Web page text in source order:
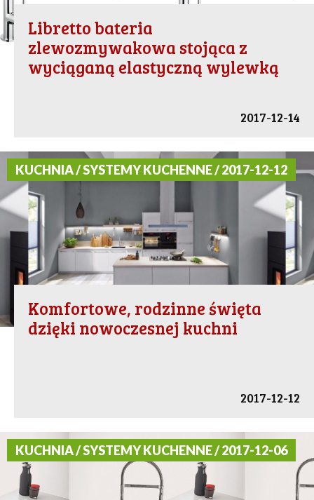
Libretto bateria
zlewozmywakowa stojąca z
wyciąganą elastyczną wylewką
2017-12-14
KUCHNIA / SYSTEMY KUCHENNE / 2017-12-12
Komfortowe, rodzinne święta
dzięki nowoczesnej kuchni
2017-12-12
KUCHNIA / SYSTEMY KUCHENNE / 2017-12-06